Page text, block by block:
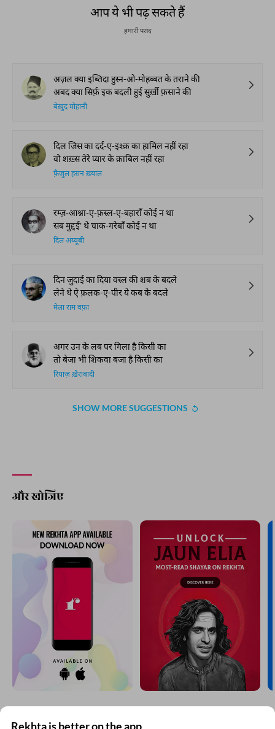
आप ये भी पढ़ सकते हैं
हमारी पसंद
अज़ल क्या इब्तिदा हुस्न-ओ-मोहब्बत के तराने की
अबद क्या सिर्फ़ इक बदली हुई सुर्ख़ी फ़साने की
बेख़ुद मोहानी
दिल जिस का दर्द-ए-इश्क़ का हामिल नहीं रहा
वो शख़्स तेरे प्यार के क़ाबिल नहीं रहा
फ़ैज़ुल हसन ख़्याल
रम्ज़-आश्ना-ए-फ़स्ल-ए-बहाराँ कोई न था
सब मुद्दई' थे चाक-गरेबाँ कोई न था
दिल अय्यूबी
दिन जुदाई का दिया वस्ल की शब के बदले
लेने थे ऐ फ़लक-ए-पीर ये कब के बदले
मेला राम वफ़ा
अगर उन के लब पर गिला है किसी का
तो बेजा भी शिकवा बजा है किसी का
रियाज़ ख़ैराबादी
SHOW MORE SUGGESTIONS
और खोजिए
Rekhta is better on the app